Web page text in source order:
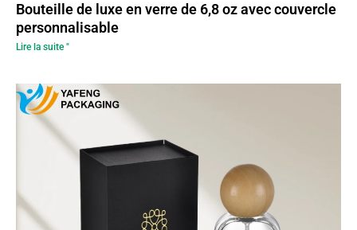
Bouteille de luxe en verre de 6,8 oz avec couvercle
personnalisable
Lire la suite "